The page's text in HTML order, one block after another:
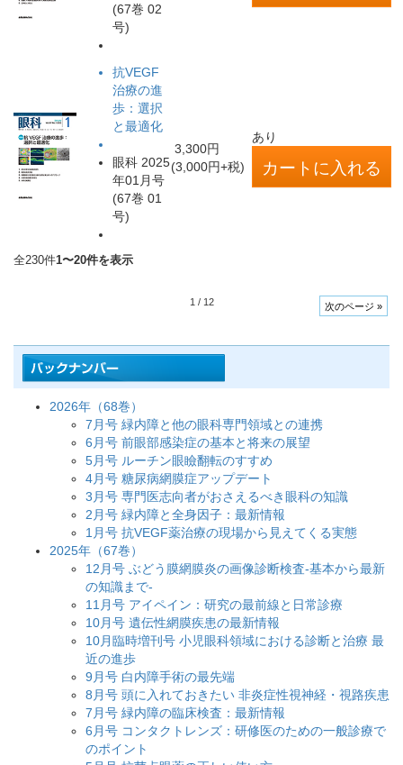
(67巻 02
号)
抗VEGF
治療の進
歩：選択
と最適化
眼科 2025
年01月号
(67巻 01
号)
3,300円
(3,000円+税)
あり
全230件1〜20件を表示
1 / 12 次のページ »
2026年（68巻）
7月号 緑内障と他の眼科専門領域との連携
6月号 前眼部感染症の基本と将来の展望
5月号 ルーチン眼瞼翻転のすすめ
4月号 糖尿病網膜症アップデート
3月号 専門医志向者がおさえるべき眼科の知識
2月号 緑内障と全身因子：最新情報
1月号 抗VEGF薬治療の現場から見えてくる実態
2025年（67巻）
12月号 ぶどう膜網膜炎の画像診断検査-基本から最新
の知識まで-
11月号 アイペイン：研究の最前線と日常診療
10月号 遺伝性網膜疾患の最新情報
10月臨時増刊号 小児眼科領域における診断と治療 最
近の進歩
9月号 白内障手術の最先端
8月号 頭に入れておきたい 非炎症性視神経・視路疾患
7月号 緑内障の臨床検査：最新情報
6月号 コンタクトレンズ：研修医のための一般診療で
のポイント